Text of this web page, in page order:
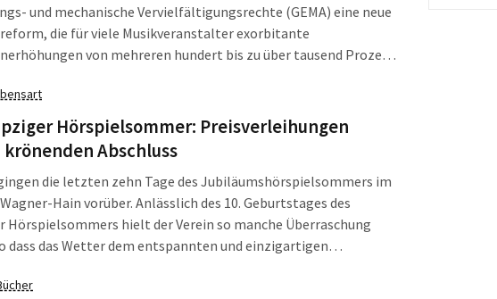
und mechanische Vervielfältigungsrechte (GEMA) eine neue
die für viele Musikveranstalter exorbitante
von mehreren hundert bis zu über tausend Prozent
Hoteliers und Gastronomen, da sie oft existenzbedrohend
Hörspielsommer: Preisverleihungen
Abschluss
die letzten zehn Tage des Jubiläumshörspielsommers im
Hain vorüber. Anlässlich des 10. Geburtstages des
Hörspielsommers hielt der Verein so manche Überraschung
dass das Wetter dem entspannten und einzigartigen
aller Couleur gefüllt war.